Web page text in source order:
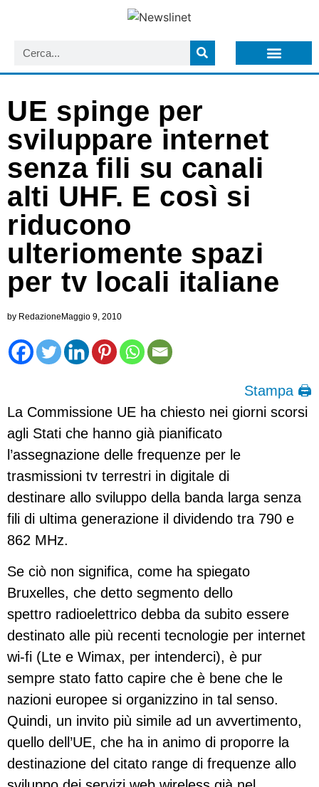
UE spinge per
sviluppare internet
senza fili su canali
alti UHF. E così si
riducono
ulteriomente spazi
per tv locali italiane
by RedazioneMaggio 9, 2010
Stampa 🖨
La Commissione UE ha chiesto nei giorni scorsi
agli Stati che hanno già pianificato
l’assegnazione delle frequenze per le
trasmissioni tv terrestri in digitale di
destinare allo sviluppo della banda larga senza
fili di ultima generazione il dividendo tra 790 e
862 MHz.
Se ciò non significa, come ha spiegato
Bruxelles, che detto segmento dello
spettro radioelettrico debba da subito essere
destinato alle più recenti tecnologie per internet
wi-fi (Lte e Wimax, per intenderci), è pur
sempre stato fatto capire che è bene che le
nazioni europee si organizzino in tal senso.
Quindi, un invito più simile ad un avvertimento,
quello dell’UE, che ha in animo di proporre la
destinazione del citato range di frequenze allo